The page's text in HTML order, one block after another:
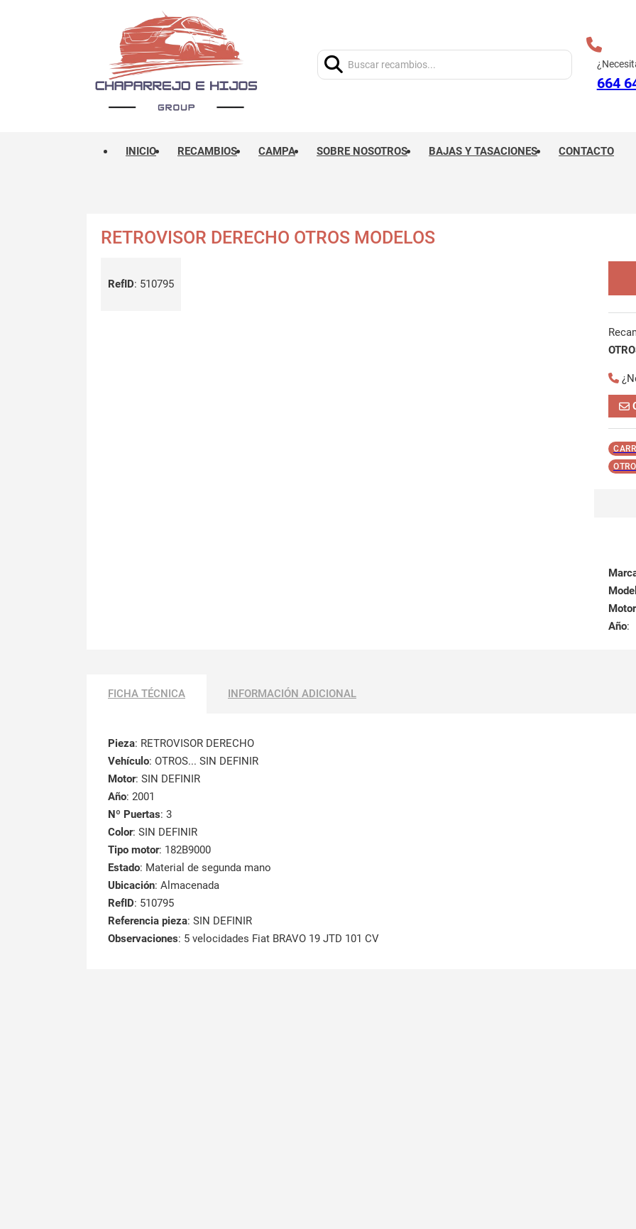
664
INICIO RECAMBIOS CAMPA SOBRE NOSOTROS BAJAS Y TASACIONES CONTACTO
RETROVISOR DERECHO OTROS MODELOS
RefID: 510795
Motor
Año:
FICHA TÉCNICA INFORMACIÓN ADICIONAL
Pieza: RETROVISOR DERECHO
Vehículo: OTROS... SIN DEFINIR
Motor: SIN DEFINIR
Año: 2001
Nº Puertas: 3
Color: SIN DEFINIR
Tipo motor: 182B9000
Estado: Material de segunda mano
Ubicación: Almacenada
RefID: 510795
Referencia pieza: SIN DEFINIR
Observaciones: 5 velocidades Fiat BRAVO 19 JTD 101 CV